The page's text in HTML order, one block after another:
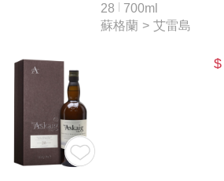
28
700ml
蘇格蘭 > 艾雷島
$